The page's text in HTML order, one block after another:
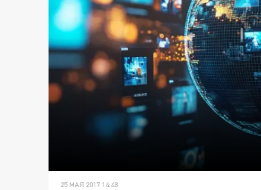
25 МАЯ 2017 14:48